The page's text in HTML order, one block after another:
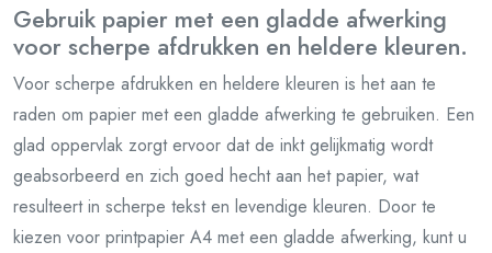
Gebruik papier met een gladde afwerking
voor scherpe afdrukken en heldere kleuren.
Voor scherpe afdrukken en heldere kleuren is het aan te
raden om papier met een gladde afwerking te gebruiken. Een
glad oppervlak zorgt ervoor dat de inkt gelijkmatig wordt
geabsorbeerd en zich goed hecht aan het papier, wat
resulteert in scherpe tekst en levendige kleuren. Door te
kiezen voor printpapier A4 met een gladde afwerking, kunt u